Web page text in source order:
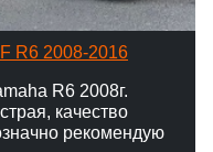
R6 2008-2016
R6 2008г.
качество
рекомендую